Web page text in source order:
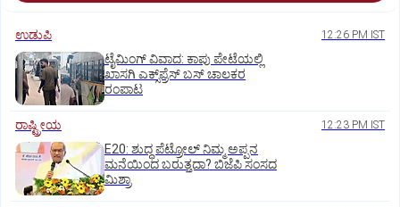
ಉಡುಪಿ 12:26 PM IST
ಟೈಮಿಂಗ್‌ ವಿವಾದ: ಕಾಪು ಪೇಟೆಯಲ್ಲಿ
ಖಾಸಗಿ ಎಕ್ಸ್‌ಪ್ರೆಸ್ ಬಸ್‌ ಚಾಲಕರ
ರಂಪಾಟ
ರಾಷ್ಟ್ರೀಯ 12:23 PM IST
E20: ಶುದ್ಧ ಪೆಟ್ರೋಲ್ ನಿಮ್ಮ ಅಪ್ಪನ
ಮನೆಯಿಂದ ಬರುತ್ತದಾ? ಬಿಜೆಪಿ ಸಂಸದ
ಮಿಶ್ರಾ